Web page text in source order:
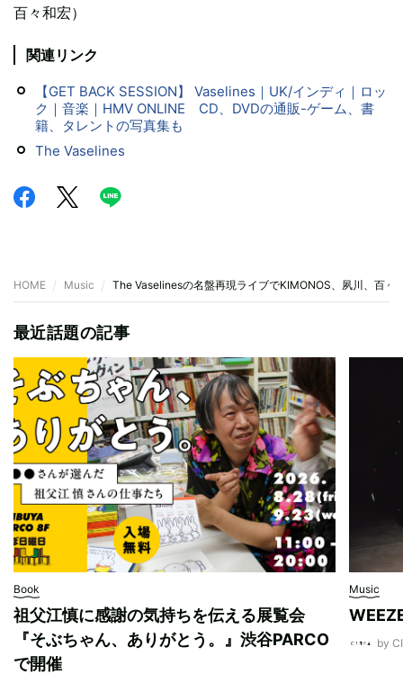
百々和宏）
関連リンク
【GET BACK SESSION】 Vaselines｜UK/インディ｜ロッ
ク｜音楽｜HMV ONLINE CD、DVDの通販-ゲーム、書
籍、タレントの写真集も
The Vaselines
HOME Music The Vaselinesの名盤再現ライブでKIMONOS、夙川、百々
最近話題の記事
Book
祖父江慎に感謝の気持ちを伝える展覧会
『そぶちゃん、ありがとう。』渋谷PARCO
で開催
Music
by